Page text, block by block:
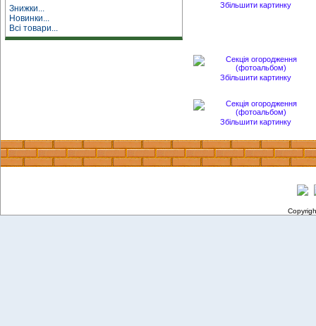
Знижки...
Новинки...
Всі товари...
Збільшити картинку
Збільшити картинку
Збільшити картинку